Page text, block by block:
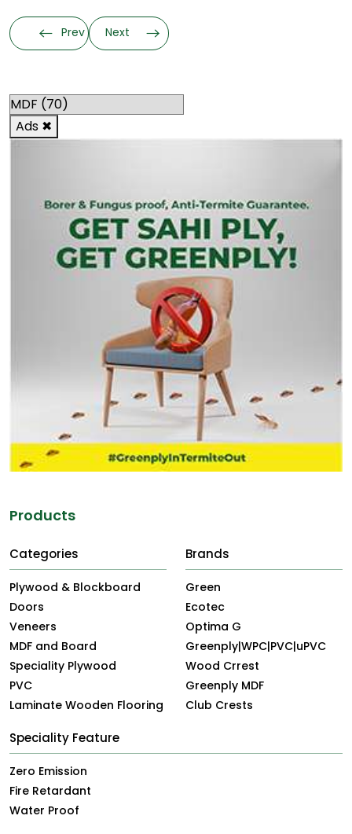
Prev Next
Ads ✖
Products
Categories
Plywood & Blockboard
Doors
Veneers
MDF and Board
Speciality Plywood
PVC
Laminate Wooden Flooring
Brands
Green
Ecotec
Optima G
Greenply|WPC|PVC|uPVC
Wood Crrest
Greenply MDF
Club Crests
Speciality Feature
Zero Emission
Fire Retardant
Water Proof